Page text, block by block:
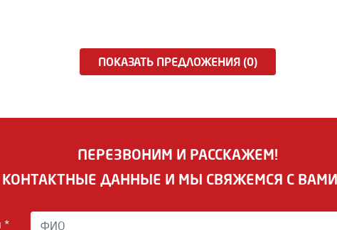
ПОКАЗАТЬ ПРЕДЛОЖЕНИЯ (0)
ПЕРЕЗВОНИМ И РАССКАЖЕМ!
ДАННЫЕ И МЫ СВЯЖЕМСЯ С
*